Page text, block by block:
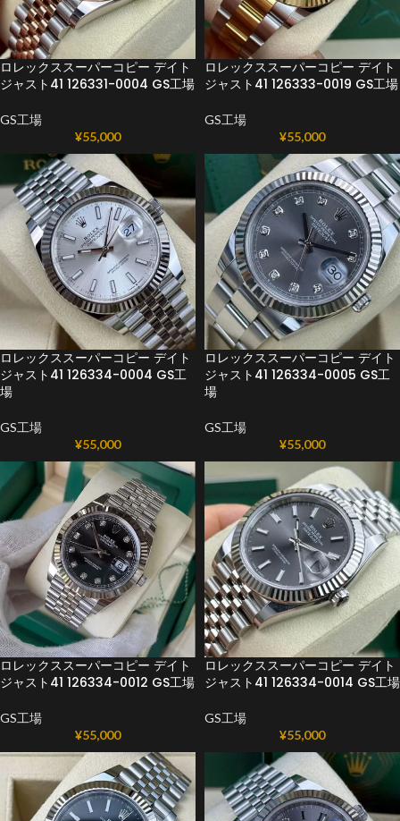
ロレックススーパーコピー デイト
ジャスト41 126331-0004 GS工場
GS工場
¥55,000
ロレックススーパーコピー デイト
ジャスト41 126333-0019 GS工場
GS工場
¥55,000
ロレックススーパーコピー デイト
ジャスト41 126334-0004 GS工
場
GS工場
¥55,000
ロレックススーパーコピー デイト
ジャスト41 126334-0005 GS工
場
GS工場
¥55,000
ロレックススーパーコピー デイト
ジャスト41 126334-0012 GS工場
GS工場
¥55,000
ロレックススーパーコピー デイト
ジャスト41 126334-0014 GS工場
GS工場
¥55,000